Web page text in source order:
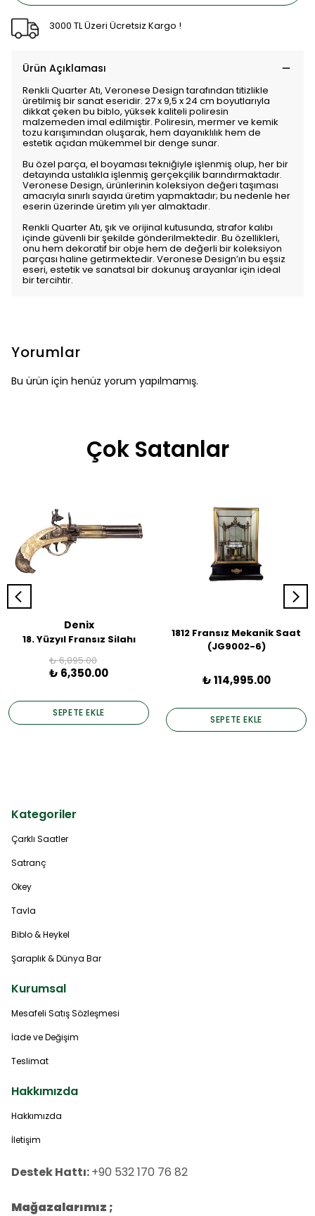
3000 TL Üzeri Ücretsiz Kargo !
Ürün Açıklaması
Renkli Quarter Atı, Veronese Design tarafından titizlikle
üretilmiş bir sanat eseridir. 27 x 9,5 x 24 cm boyutlarıyla
dikkat çeken bu biblo, yüksek kaliteli poliresin
malzemeden imal edilmiştir. Poliresin, mermer ve kemik
tozu karışımından oluşarak, hem dayanıklılık hem de
estetik açıdan mükemmel bir denge sunar.
Bu özel parça, el boyaması tekniğiyle işlenmiş olup, her bir
detayında ustalıkla işlenmiş gerçekçilik barındırmaktadır.
Veronese Design, ürünlerinin koleksiyon değeri taşıması
amacıyla sınırlı sayıda üretim yapmaktadır; bu nedenle her
eserin üzerinde üretim yılı yer almaktadır.
Renkli Quarter Atı, şık ve orijinal kutusunda, strafor kalıbı
içinde güvenli bir şekilde gönderilmektedir. Bu özellikleri,
onu hem dekoratif bir obje hem de değerli bir koleksiyon
parçası haline getirmektedir. Veronese Design’ın bu eşsiz
eseri, estetik ve sanatsal bir dokunuş arayanlar için ideal
bir tercihtir.
Yorumlar
Bu ürün için henüz yorum yapılmamış.
Çok Satanlar
Denix
18. Yüzyıl Fransız Silahı
₺ 6,895.00
₺ 6,350.00
SEPETE EKLE
1812 Fransız Mekanik Saat
(JG9002-6)
₺ 114,995.00
SEPETE EKLE
Kategoriler
Çarklı Saatler
Satranç
Okey
Tavla
Biblo & Heykel
Şaraplık & Dünya Bar
Kurumsal
Mesafeli Satış Sözleşmesi
İade ve Değişim
Teslimat
Hakkımızda
Hakkımızda
İletişim
Destek Hattı:+90 532 170 76 82
Mağazalarımız ;